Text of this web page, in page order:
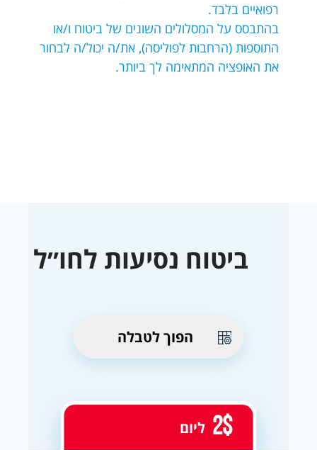
רפואיים בלבד.
בהתבסס על המסלולים השונים של ביטוח ו/או
התוספות (הרחבות לפוליסה), את/ה יכול/ה לבחור
את האופציה המתאימה לך ביותר.
הפוך לטבלה
ביטוח נסיעות לחו״ל
2$ ליום